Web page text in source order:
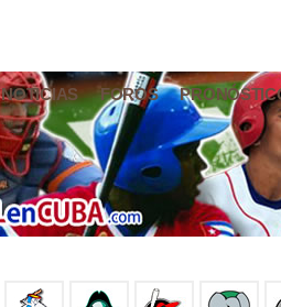
NOTICIAS FOROS